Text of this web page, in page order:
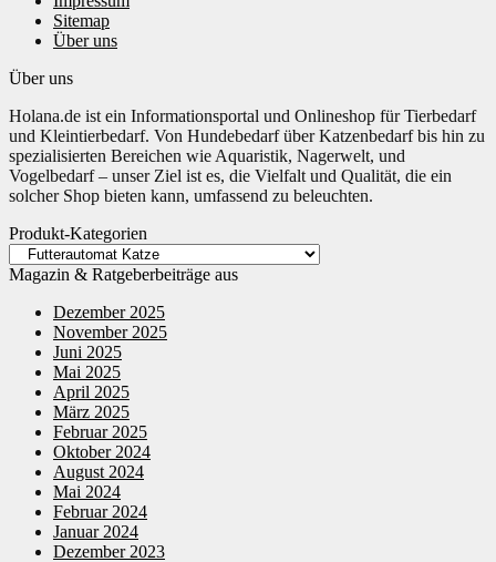
Sitemap
Über uns
Über uns
Holana.de ist ein Informationsportal und Onlineshop für Tierbedarf
und Kleintierbedarf. Von Hundebedarf über Katzenbedarf bis hin zu
spezialisierten Bereichen wie Aquaristik, Nagerwelt, und
Vogelbedarf – unser Ziel ist es, die Vielfalt und Qualität, die ein
solcher Shop bieten kann, umfassend zu beleuchten.
Produkt-Kategorien
Magazin & Ratgeberbeiträge aus
Dezember 2025
November 2025
Juni 2025
Mai 2025
April 2025
März 2025
Februar 2025
Oktober 2024
August 2024
Mai 2024
Februar 2024
Januar 2024
Dezember 2023